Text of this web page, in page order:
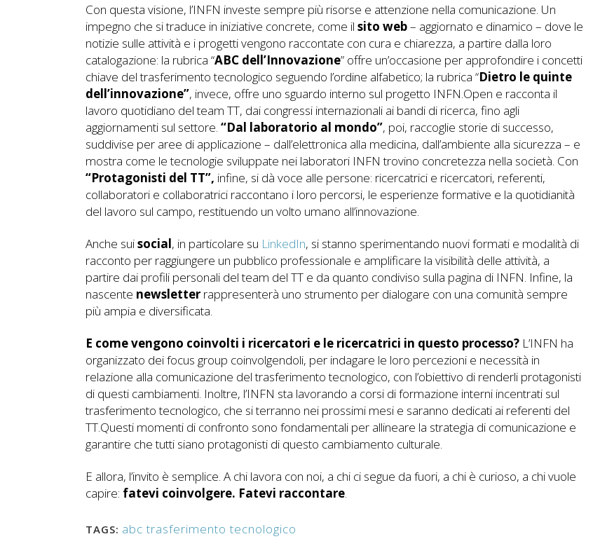
Con questa visione, l’INFN investe sempre più risorse e attenzione nella comunicazione. Un
impegno che si traduce in iniziative concrete, come il sito web– aggiornato e dinamico – dove le
notizie sulle attività e i progetti vengono raccontate con cura e chiarezza, a partire dalla loro
catalogazione: la rubrica “ABC dell’Innovazione” offre un’occasione per approfondire i concetti
chiave del trasferimento tecnologico seguendo l’ordine alfabetico; la rubrica “Dietro le quinte
dell’innovazione”, invece, offre uno sguardo interno sul progetto INFN.Open e racconta il
lavoro quotidiano del team TT, dai congressi internazionali ai bandi di ricerca, fino agli
aggiornamenti sul settore. “Dal laboratorio al mondo”, poi, raccoglie storie di successo,
suddivise per aree di applicazione – dall’elettronica alla medicina, dall’ambiente alla sicurezza – e
mostra come le tecnologie sviluppate nei laboratori INFN trovino concretezza nella società. Con
“Protagonisti del TT”, infine, si dà voce alle persone: ricercatrici e ricercatori, referenti,
collaboratori e collaboratrici raccontano i loro percorsi, le esperienze formative e la quotidianità
del lavoro sul campo, restituendo un volto umano all’innovazione.
Anche suisocial, in particolare su LinkedIn, si stanno sperimentando nuovi formati e modalità di
racconto per raggiungere un pubblico professionale e amplificare la visibilità delle attività, a
partire dai profili personali del team del TT e da quanto condiviso sulla pagina di INFN. Infine, la
nascente newsletter rappresenterà uno strumento per dialogare con una comunità sempre
più ampia e diversificata.
E come vengono coinvolti i ricercatori e le ricercatrici in questo processo? L’INFN ha
organizzato dei focus group coinvolgendoli, per indagare le loro percezioni e necessità in
relazione alla comunicazione del trasferimento tecnologico, con l’obiettivo di renderli protagonisti
di questi cambiamenti. Inoltre, l’INFN sta lavorando a corsi di formazione interni incentrati sul
trasferimento tecnologico, che si terranno nei prossimi mesi e saranno dedicati ai referenti del
TT.Questi momenti di confronto sono fondamentali per allineare la strategia di comunicazione e
garantire che tutti siano protagonisti di questo cambiamento culturale.
E allora, l’invito è semplice. A chi lavora con noi, a chi ci segue da fuori, a chi è curioso, a chi vuole
capire: fatevi coinvolgere. Fatevi raccontare
TAGS: abc trasferimento tecnologico